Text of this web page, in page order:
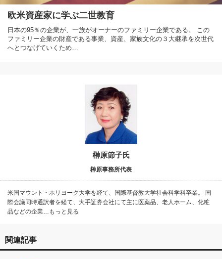
欧米資産家に学ぶ二世教育
日本の95％の企業が、一族がオーナーのファミリー企業である。 この
ファミリー企業の財産である事業、資産、家族文化の３大継承を次世代
へとつなげていくため…
榊原節子氏
榊原事務所代表
米国マウント・ホリヨーク大学を経て、国際基督教大学社会科学科卒業。 国
際会議同時通訳者を経て、大手証券会社にて主に医薬品、老人ホーム、化粧
品などの企業…もっと見る
関連記事